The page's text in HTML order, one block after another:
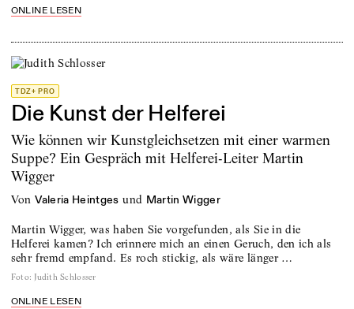
ONLINE LESEN
TDZ+ PRO
Die Kunst der Helferei
Wie können wir Kunstgleichsetzen mit einer warmen
Suppe? Ein Gespräch mit Helferei-Leiter Martin
Wigger
von Valeria Heintges und Martin Wigger
Martin Wigger, was haben Sie vorgefunden, als Sie in die
Helferei kamen? Ich erinnere mich an einen Geruch, den ich als
sehr fremd empfand. Es roch stickig, als wäre länger …
Foto: Judith Schlosser
ONLINE LESEN